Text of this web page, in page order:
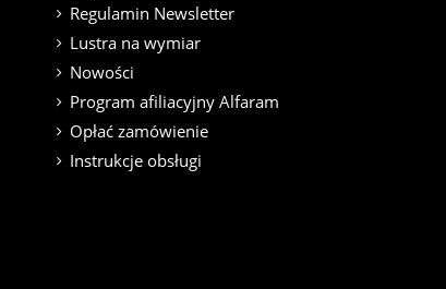
Regulamin Newsletter
Lustra na wymiar
Nowości
Program afiliacyjny Alfaram
Opłać zamówienie
Instrukcje obsługi